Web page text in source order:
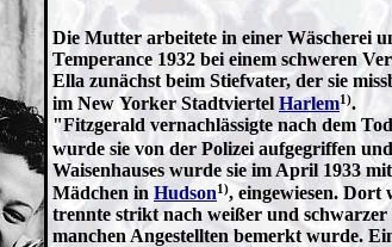
Die Mutter arbeitete in einer Wäscherei
Temperance 1932 bei einem schweren
Ella zunächst beim Stiefvater, der sie
im New Yorker Stadtviertel Harlem1).
"Fitzgerald vernachlässigte nach dem
wurde sie von der Polizei aufgegriffen
Waisenhauses wurde sie im April 1933
Mädchen in Hudson1), eingewiesen. Dort
trennte strikt nach weißer und
manchen Angestellten bemerkt wurde.